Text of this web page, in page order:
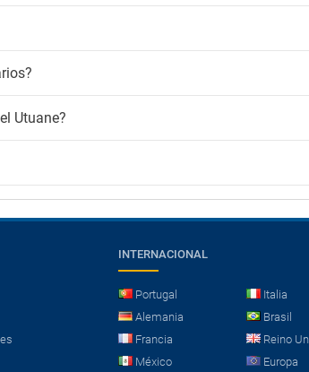
Utuane?
INTERNACIONAL
Portugal
Italia
Alemania
Brasil
Francia
Reino
México
Europa